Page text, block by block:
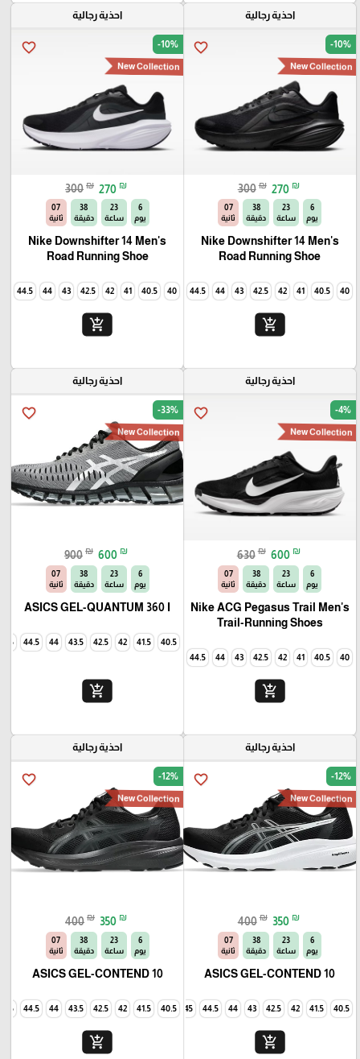
🎓
احذية رجالية
favorite_border -10%
New Collection
300 ₪ 270 ₪
6
يوم
23
ساعة
38
دقيقة
06
ثانية
Nike Downshifter 14 Men's
Road Running Shoe
40
40.5
41
42
42.5
43
44
44.5
45
add_shopping_cart
احذية رجالية
favorite_border -10%
New Collection
300 ₪ 270 ₪
6
يوم
23
ساعة
38
دقيقة
06
ثانية
Nike Downshifter 14 Men's
Road Running Shoe
40
40.5
41
42
42.5
43
44
44.5
add_shopping_cart
احذية رجالية
favorite_border -4%
New Collection
630 ₪ 600 ₪
6
يوم
23
ساعة
38
دقيقة
06
ثانية
Nike ACG Pegasus Trail Men's
Trail-Running Shoes
40
40.5
41
42
42.5
43
44
44.5
add_shopping_cart
احذية رجالية
favorite_border -33%
New Collection
900 ₪ 600 ₪
6
يوم
23
ساعة
38
دقيقة
06
ثانية
ASICS GEL-QUANTUM 360 I
40.5
41.5
42
42.5
43.5
44
44.5
45
add_shopping_cart
احذية رجالية
favorite_border -12%
New Collection
400 ₪ 350 ₪
6
يوم
23
ساعة
38
دقيقة
06
ثانية
ASICS GEL-CONTEND 10
40.5
41.5
42
42.5
43
44
44.5
45
add_shopping_cart
احذية رجالية
favorite_border -12%
New Collection
400 ₪ 350 ₪
6
يوم
23
ساعة
38
دقيقة
06
ثانية
ASICS GEL-CONTEND 10
40.5
41.5
42
42.5
43.5
44
44.5
45
add_shopping_cart